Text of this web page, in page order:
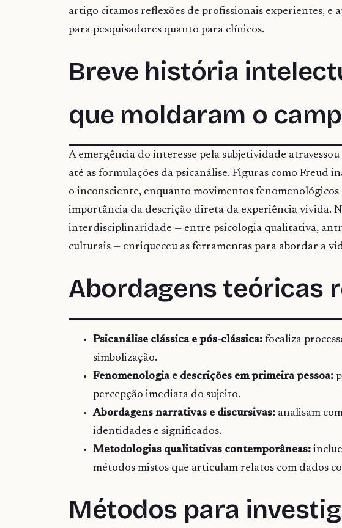
artigo citamos reflexões de profissionais experientes, e
para pesquisadores quanto para clínicos.
Breve história
que moldaram o
A emergência do interesse pela subjetividade
até as formulações da psicanálise. Figuras como Freud
o inconsciente, enquanto movimentos
importância da descrição direta da experiência vivida.
interdisciplinaridade — entre psicologia qualitativa,
culturais — enriqueceu as ferramentas para abordar a
Abordagens teóricas
Psicanálise clássica e pós-clássica: focaliza
simbolização.
Fenomenologia e descrições em primeira pessoa:
percepção imediata do sujeito.
Abordagens narrativas e discursivas: analisam
identidades e significados.
Metodologias qualitativas contemporâneas:
métodos mistos que articulam relatos com dados
Métodos para